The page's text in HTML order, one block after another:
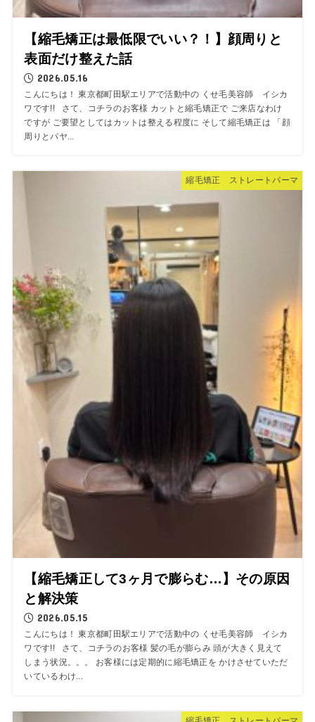
【縮毛矯正は最低限でいい？！】顔周りと
表面だけ整えた話
2026.05.16
こんにちは！ 東京都町田駅エリアで活動中の くせ毛美容師 イシカ
ワです!! さて、コチラのお客様 カットと縮毛矯正で ご来店なわけ
ですが ご要望としてはカットは整える程度に そして縮毛矯正は 「顔
周りとパヤ...
縮毛矯正 ストレートパーマ
【縮毛矯正して3ヶ月で膨らむ…】その原因
と解決策
2026.05.15
こんにちは！ 東京都町田駅エリアで活動中の くせ毛美容師 イシカ
ワです!! さて、コチラのお客様 髪の毛が膨らみ 頭が大きく見えて
しまう状況。。。 お客様には定期的に縮毛矯正を かけさせていただ
いているわけ...